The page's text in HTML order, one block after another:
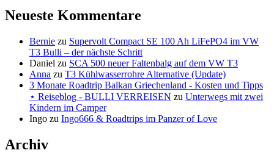
Neueste Kommentare
Bernie zu Supervolt Compact SE 100 Ah LiFePO4 im VW
T3 Bulli – der nächste Schritt
Daniel zu SCA 500 neuer Faltenbalg auf dem VW T3
Anna zu T3 Kühlwasserrohre Alternative (Update)
3 Monate Roadtrip Balkan Griechenland - Kosten und Tipps
⋆ Reiseblog - BULLI VERREISEN zu Unterwegs mit zwei
Kindern im Camper
Ingo zu Ingo666 & Roadtrips im Panzer of Love
Archiv